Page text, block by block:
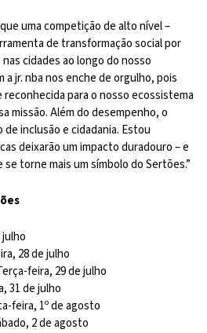
uma competição de alto nível –
de transformação social por
cidades ao longo do nosso
a jr. nba nos enche de orgulho, pois
para o nosso ecossistema
missão. Além do desempenho, o
inclusão e cidadania. Estou
deixarão um impacto duradouro – e
torne mais um símbolo do Sertões.”
julho
28 de julho
feira, 29 de julho
31 de julho
feira, 1º de agosto
2 de agosto